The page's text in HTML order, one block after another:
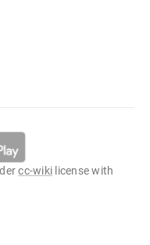
cc-wiki license with